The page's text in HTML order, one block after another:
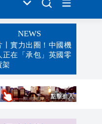
NEWS
丨實力出圈！中國機
正在「承包」英國零
架